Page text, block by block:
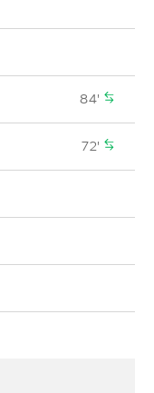
84'
72'